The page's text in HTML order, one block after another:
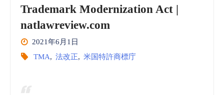
Trademark Modernization Act |
natlawreview.com
2021年6月1日
TMA, 法改正, 米国特許商標庁